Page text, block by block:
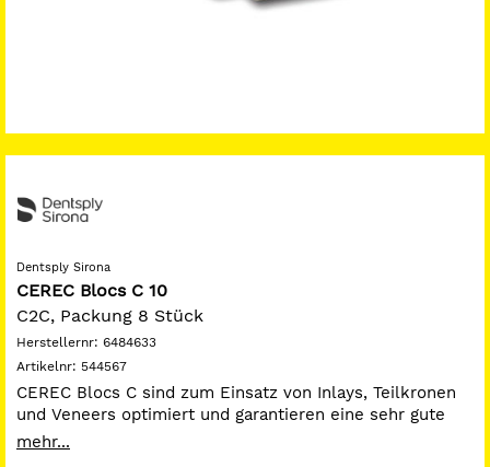
Dentsply Sirona
CEREC Blocs C 10
C2C, Packung 8 Stück
Herstellernr: 6484633
Artikelnr: 544567
CEREC Blocs C sind zum Einsatz von Inlays, Teilkronen
und Veneers optimiert und garantieren eine sehr gute
farbliche Integration in die Restzahnsubstanz von
mehr...